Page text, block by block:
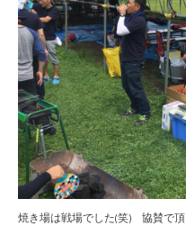
焼き場は戦場でした(笑) 協賛で頂